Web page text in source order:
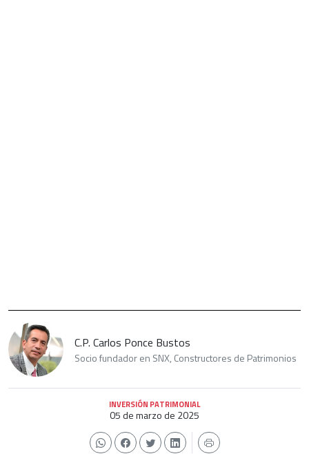
C.P. Carlos Ponce Bustos
Socio fundador en SNX, Constructores de Patrimonios
INVERSIÓN PATRIMONIAL
05 de marzo de 2025